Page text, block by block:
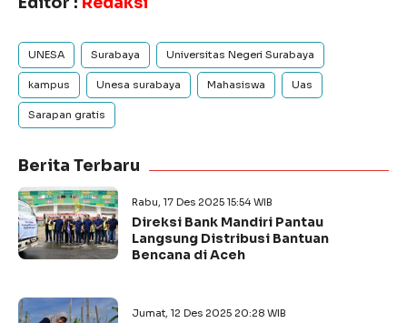
UNESA Surabaya Universitas Negeri Surabaya
kampus Unesa surabaya Mahasiswa Uas
Sarapan gratis
Berita Terbaru
Rabu, 17 Des 2025 15:54 WIB
Direksi Bank Mandiri Pantau
Langsung Distribusi Bantuan
Bencana di Aceh
Jumat, 12 Des 2025 20:28 WIB